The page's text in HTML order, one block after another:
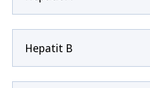
Hepatit B